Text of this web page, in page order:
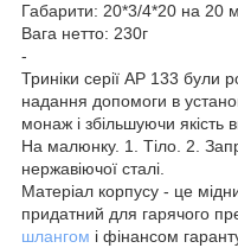
Габарити: 20*3/4*20 на 20
Вага нетто: 230г
-
Триніки серії AP 133 були
надання допомоги в
монаж і збільшуючи якість
На малюнку. 1. Тіло. 2.
нержавіючої сталі.
Матеріал корпусу - це
придатний для гарячого
шлангом і фінансом